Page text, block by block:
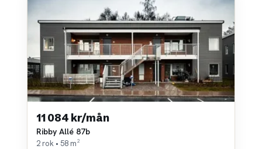
11 084 kr/mån
Ribby Allé 87b
2 rok • 58 m²